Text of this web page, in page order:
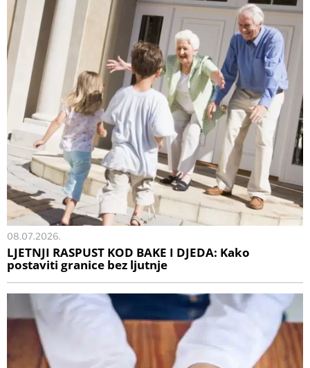
08.07.2026.
LJETNJI RASPUST KOD BAKE I DJEDA: Kako
postaviti granice bez ljutnje